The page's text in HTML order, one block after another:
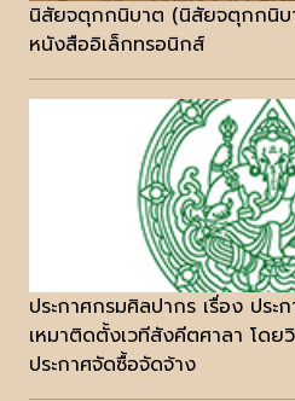
นิสัยจตุกกนิบาต (นิสัยจตุกกนิ
หนังสืออิเล็กทรอนิกส์
ประกาศกรมศิลปากร เรื่อง ประ
เหมาติดตั้งเวทีสังคีตศาลา โดยวิ
ประกาศจัดซื้อจัดจ้าง